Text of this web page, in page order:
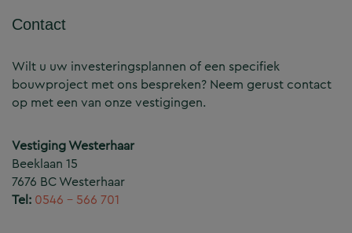
Contact
Wilt u uw investeringsplannen of een specifiek
bouwproject met ons bespreken? Neem gerust contact
op met een van onze vestigingen.
Vestiging Westerhaar
Beeklaan 15
7676 BC Westerhaar
Tel: 0546 – 566 701